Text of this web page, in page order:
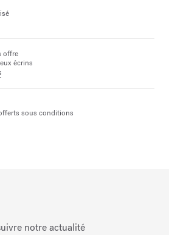
offre
écrins
sous conditions
notre actualité